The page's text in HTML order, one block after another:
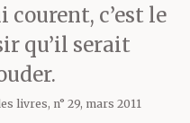
courent, c’est le
qu’il serait
livres, n° 29, mars 2011